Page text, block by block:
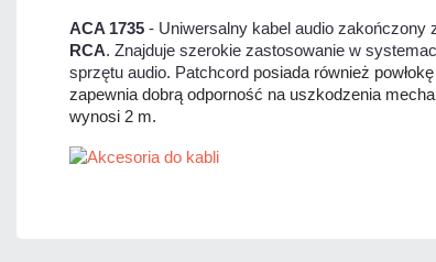
ACA 1735 - Uniwersalny kabel audio zakończony
RCA. Znajduje szerokie zastosowanie w
sprzętu audio. Patchcord posiada również
zapewnia dobrą odporność na uszkodzenia
wynosi 2 m.